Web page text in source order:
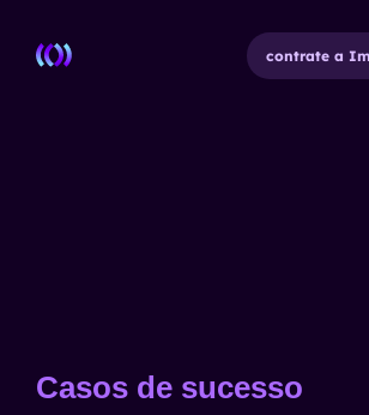
contrate a
Casos de sucesso